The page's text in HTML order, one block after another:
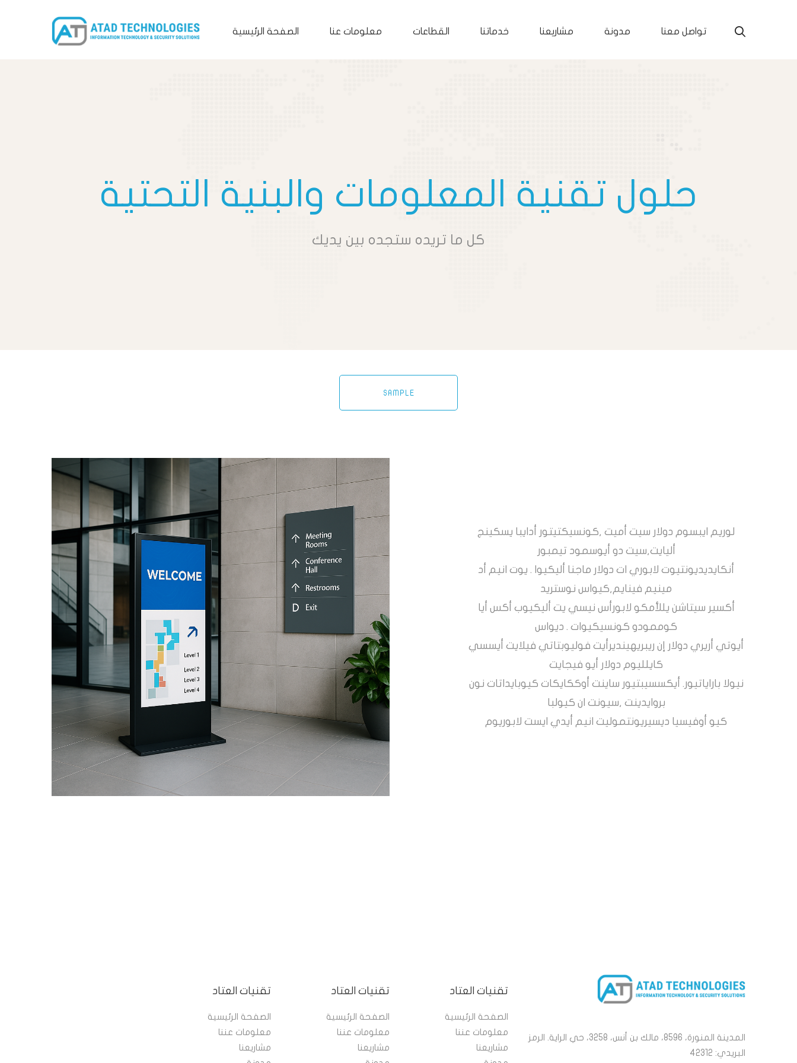
الصفحة الرئيسية معلومات عنا القطاعات خدماتنا مشاريعنا مدونة تواصل معنا
حلول تقنية المعلومات والبنية التحتية
كل ما تريده ستجده بين يديك
SAMPLE
لوريم ايبسوم دولار سيت أميت ,كونسيكتيتور أدايبا يسكينج
أليايت,سيت دو أيوسمود تيمبور
أنكايديديونتيوت لابوري ات دولار ماجنا أليكيوا . يوت انيم أد
مينيم فينايم,كيواس نوستريد
أكسير سيتاشن يللأمكو لابورأس نيسي يت أليكيوب أكس أيا
كوممودو كونسيكيوات . ديواس
أيوتي أريري دولار إن ريبريهينديرأيت فوليوبتاتي فيلايت أيسسي
كايلليوم دولار أيو فيجايت
نيولا باراياتيور. أيكسسيبتيور ساينت أوككايكات كيوبايداتات نون
بروايدينت ,سيونت ان كيولبا
كيو أوفيسيا ديسيريونتموليت انيم أيدي ايست لابوريوم
المدينة المنورة، 8596، مالك بن أنس، 3258، حي الراية. الرمز
البريدي: 42312
تقنيات العتاد
الصفحة الرئيسية
معلومات عننا
مشاريعنا
تقنيات العتاد
الصفحة الرئيسية
معلومات عننا
مشاريعنا
تقنيات العتاد
الصفحة الرئيسية
معلومات عننا
مشاريعنا